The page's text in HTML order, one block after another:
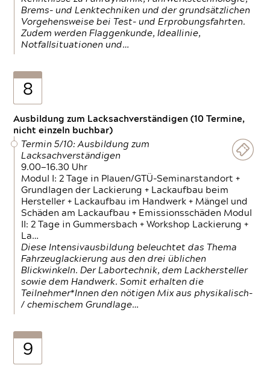
Brems- und Lenktechniken und der grundsätzlichen
Vorgehensweise bei Test- und Erprobungsfahrten.
Zudem werden Flaggenkunde, Ideallinie,
Notfallsituationen und…
8
Ausbildung zum Lacksachverständigen (10 Termine,
nicht einzeln buchbar)
Termin 5/10: Ausbildung zum
Lacksachverständigen
9.00—16.30 Uhr
Modul I: 2 Tage in Plauen/GTÜ-Seminarstandort +
Grundlagen der Lackierung + Lackaufbau beim
Hersteller + Lackaufbau im Handwerk + Mängel und
Schäden am Lackaufbau + Emissionsschäden Modul
II: 2 Tage in Gummersbach + Workshop Lackierung +
La…
Diese Intensivausbildung beleuchtet das Thema
Fahrzeuglackierung aus den drei üblichen
Blickwinkeln. Der Labortechnik, dem Lackhersteller
sowie dem Handwerk. Somit erhalten die
Teilnehmer*Innen den nötigen Mix aus physikalisch-
/ chemischem Grundlage…
9